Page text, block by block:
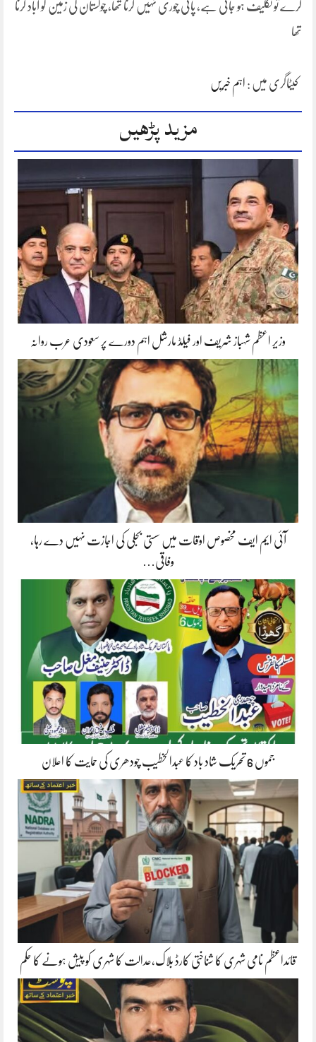
کرے تو تکلیف ہو جاتی ہے، پانی چوری نہیں کرنا تھا، چولستان کی زمین کو آباد کرنا
تھا
کیٹاگری میں : اہم خبریں
مزید پڑھیں
وزیر اعظم شہباز شریف اور فیلڈ مارشل اہم دورے پر سعودی عرب روانہ
آئی ایم ایف مخصوص اوقات میں سستی بجلی کی اجازت نہیں دے رہا،
وفاقی…
جموں 6 تحریک شاد باد کا عبدالخطیب چودھری کی حمایت کا اعلان
قائداعظم نامی شہری کا شناختی کارڈ بلاک،عدالت کا شہری کو پیش ہونے کا حکم